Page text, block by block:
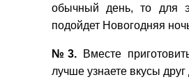
обычный день, то для
подойдет Новогодняя
№3.Вместе
лучше узнаете вкусы друг